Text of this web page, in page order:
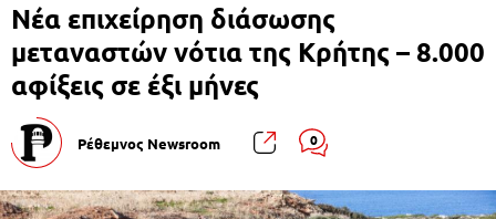
Νέα επιχείρηση διάσωσης
μεταναστών νότια της Κρήτης – 8.000
αφίξεις σε έξι μήνες
Ρέθεμνος Newsroom 0